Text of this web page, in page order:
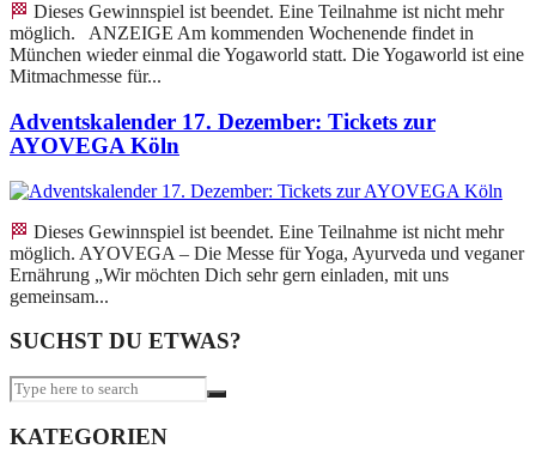
🏁 Dieses Gewinnspiel ist beendet. Eine Teilnahme ist nicht mehr
möglich. ANZEIGE Am kommenden Wochenende findet in
München wieder einmal die Yogaworld statt. Die Yogaworld ist eine
Mitmachmesse für...
Adventskalender 17. Dezember: Tickets zur
AYOVEGA Köln
🏁 Dieses Gewinnspiel ist beendet. Eine Teilnahme ist nicht mehr
möglich. AYOVEGA – Die Messe für Yoga, Ayurveda und veganer
Ernährung „Wir möchten Dich sehr gern einladen, mit uns
gemeinsam...
SUCHST DU ETWAS?
KATEGORIEN